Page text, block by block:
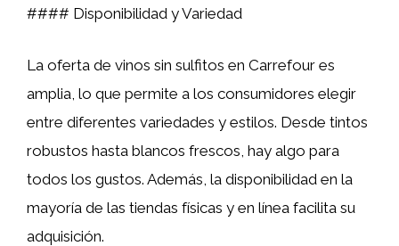
#### Disponibilidad y Variedad
La oferta de vinos sin sulfitos en Carrefour es
amplia, lo que permite a los consumidores elegir
entre diferentes variedades y estilos. Desde tintos
robustos hasta blancos frescos, hay algo para
todos los gustos. Además, la disponibilidad en la
mayoría de las tiendas físicas y en línea facilita su
adquisición.